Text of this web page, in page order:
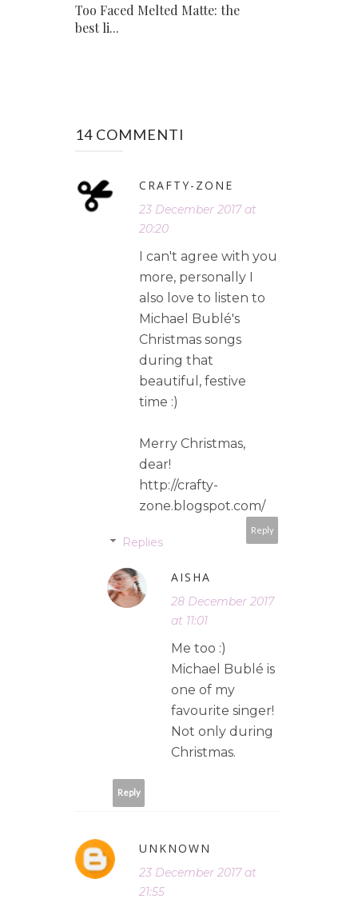
Too Faced Melted Matte: the
best li...
14 COMMENTI
CRAFTY-ZONE
23 December 2017 at
20:20
I can't agree with you
more, personally I
also love to listen to
Michael Bublé's
Christmas songs
during that
beautiful, festive
time :)
Merry Christmas,
dear!
http://crafty-
zone.blogspot.com/
Reply
Replies
AISHA
28 December 2017
at 11:01
Me too :)
Michael Bublé is
one of my
favourite singer!
Not only during
Christmas.
Reply
UNKNOWN
23 December 2017 at
21:55